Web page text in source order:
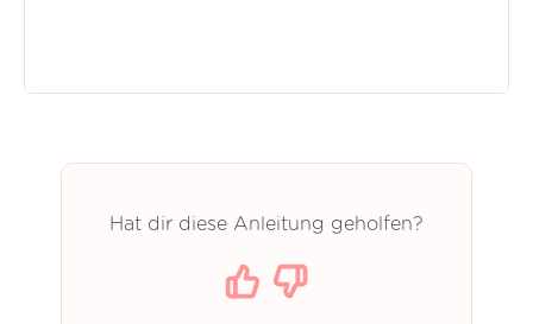
Hat dir diese Anleitung geholfen?